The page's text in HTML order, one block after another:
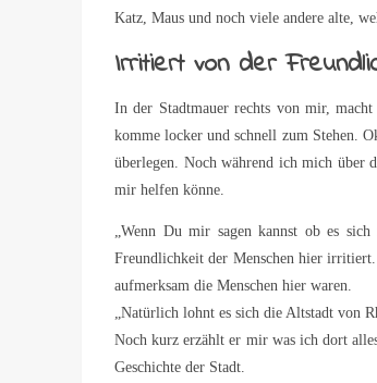
Katz, Maus und noch viele andere alte,
Irritiert von der
In der Stadtmauer rechts von mir,
komme locker und schnell zum Stehen.
überlegen. Noch während ich mich über
mir helfen könne.
„Wenn Du mir sagen kannst ob es
Freundlichkeit der Menschen hier
aufmerksam die Menschen hier waren.
„Natürlich lohnt es sich die Altstadt von
Noch kurz erzählt er mir was ich dort
Geschichte der Stadt.